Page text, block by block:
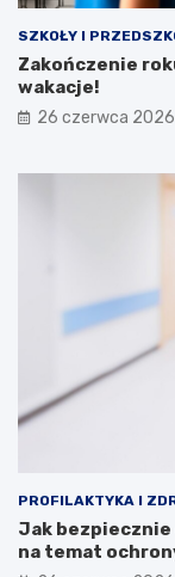
SZKOŁY I
Zakończenie
wakacje!
26 czerwca 2026
PROFILAKTYKA I
Jak bezpiecznie
na temat